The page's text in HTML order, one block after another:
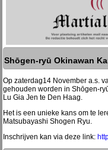
Shōgen-ryū Okinawan
Op zaterdag14 November a.s.
gehouden worden in Shōgen-
Lu Gia Jen te Den Haag.
Het is een unieke kans om te
Matsubayashi Shogen Ryu.
Inschrijven kan via deze link: